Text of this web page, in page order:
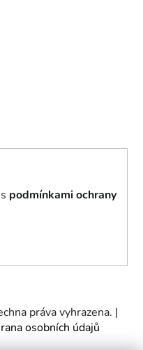
podmínkami ochrany
práva vyhrazena. |
osobních údajů